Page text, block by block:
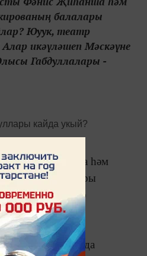
балалары
Юуук, театр
икәүләшеп Мәскәүне
Габдуллалары -
Фәнис Җиһанша һәм
балалары
Юуук, театр
Алар икәүләшеп
Олысы
Казанда КХТИда